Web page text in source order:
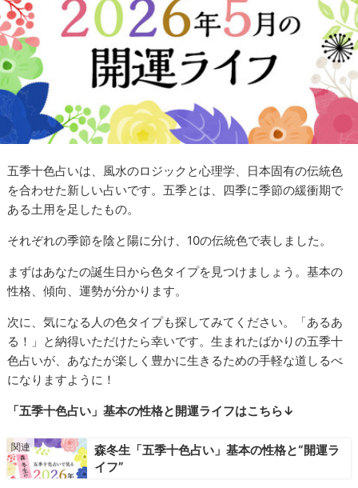
五季十色占いは、風水のロジックと心理学、日本固有の伝統色
を合わせた新しい占いです。五季とは、四季に季節の緩衝期で
ある土用を足したもの。
それぞれの季節を陰と陽に分け、10の伝統色で表しました。
まずはあなたの誕生日から色タイプを見つけましょう。基本の
性格、傾向、運勢が分かります。
次に、気になる人の色タイプも探してみてください。「あるあ
る！」と納得いただけたら幸いです。生まれたばかりの五季十
色占いが、あなたが楽しく豊かに生きるための手軽な道しるべ
になりますように！
「五季十色占い」基本の性格と開運ライフはこちら↓
森冬生「五季十色占い」基本の性格と“開運ラ
イフ”